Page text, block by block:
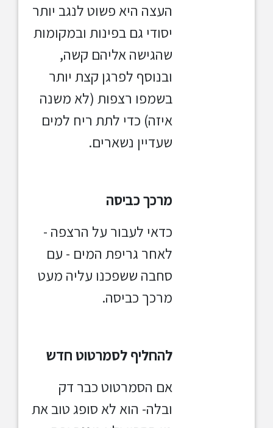
העצה היא פשוט לנגב יותר
יסודי גם בפינות ובמקומות
שהגישה אליהם קשה,
ובנוסף לפרגן קצת יותר
בשמפו רצפות (לא משנה
איזה) כדי לתת ריח למים
שעדיין נשארים.
מרכך כביסה
כדאי לעבור על הרצפה -
לאחר גריפת המים - עם
סחבה ששפכנו עליה מעט
מרכך כביסה.
להחליף לסמרטוט חדש
אם הסמרטוט כבר דק
ובלה- הוא לא סופג טוב את